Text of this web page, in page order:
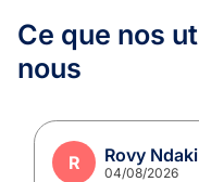
Ce que nos
nous
R Rovy Ndaki
04/08/2026